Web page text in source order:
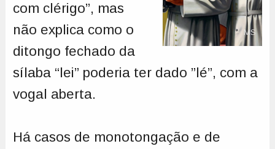
MS
com clérigo”, mas
não explica como o
ditongo fechado da
sílaba “lei” poderia ter dado ”lé”, com a
vogal aberta.
Há casos de monotongação e de